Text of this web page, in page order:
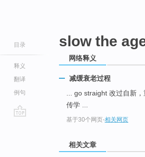
目录
释义
翻译
例句
slow the
网络释义
减缓衰老过程
... go straight 改过自新
传学 ...
基于30个网页-相关网页
相关文章